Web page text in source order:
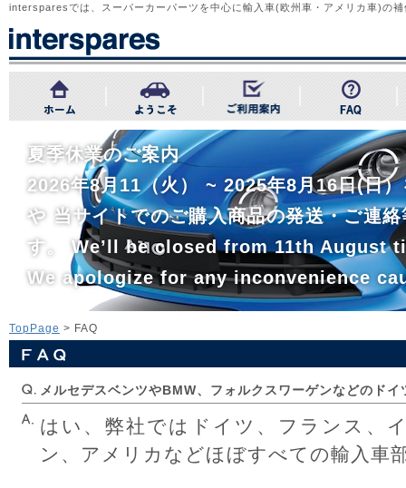
intersparesでは、スーパーカーパーツを中心に輸入車(欧州車・アメリカ車)の
夏季休業のご案内
2026年8月11（火） ~ 2025年8月16日(日
や 当サイトでのご購入商品の発送・ご連
す。 We’ll be closed from 11th August
We apologize for any inconvenience
TopPage > FAQ
メルセデスベンツやBMW、フォルクスワーゲンなどのド
はい、弊社ではドイツ、フランス、
ン、アメリカなどほぼすべての輸入車